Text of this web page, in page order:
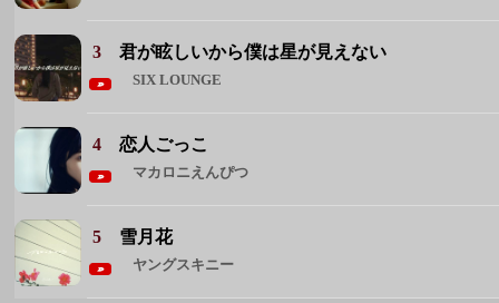
5雪月花
◆ 週間人気コード譜をもっと見る ◆
1 Mrs. GREEN APPLE